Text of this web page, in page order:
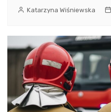
Katarzyna Wiśniewska